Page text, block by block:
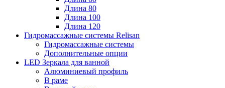
Длина 80
Длина 100
Длина 120
Гидромассажные системы Relisan
Гидромассажные системы
Дополнительные опции
LED Зеркала для ванной
Алюминиевый профиль
В раме